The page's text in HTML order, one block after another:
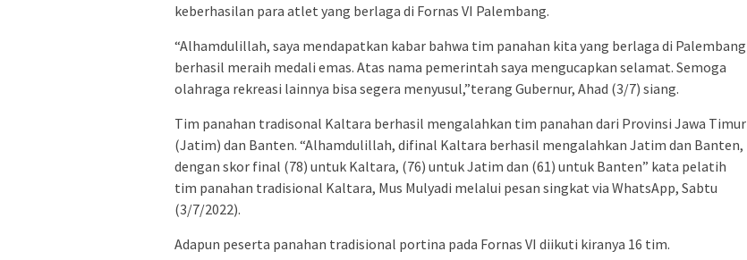
keberhasilan para atlet yang berlaga di Fornas VI Palembang.
“Alhamdulillah, saya mendapatkan kabar bahwa tim panahan kita yang berlaga di Palembang
berhasil meraih medali emas. Atas nama pemerintah saya mengucapkan selamat. Semoga
olahraga rekreasi lainnya bisa segera menyusul,”terang Gubernur, Ahad (3/7) siang.
Tim panahan tradisonal Kaltara berhasil mengalahkan tim panahan dari Provinsi Jawa Timur
(Jatim) dan Banten. “Alhamdulillah, difinal Kaltara berhasil mengalahkan Jatim dan Banten,
dengan skor final (78) untuk Kaltara, (76) untuk Jatim dan (61) untuk Banten” kata pelatih
tim panahan tradisional Kaltara, Mus Mulyadi melalui pesan singkat via WhatsApp, Sabtu
(3/7/2022).
Adapun peserta panahan tradisional portina pada Fornas VI diikuti kiranya 16 tim.